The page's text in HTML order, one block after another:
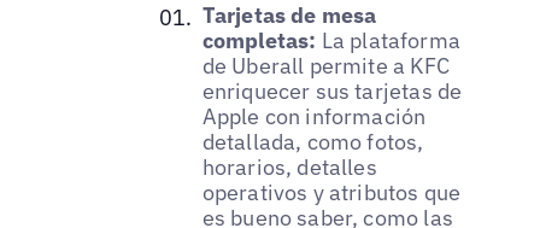
Tarjetas de mesa
completas: La plataforma
de Uberall permite a KFC
enriquecer sus tarjetas de
Apple con información
detallada, como fotos,
horarios, detalles
operativos y atributos que
es bueno saber, como las